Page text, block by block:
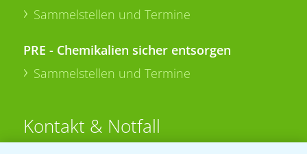
Sammelstellen und Termine
PRE - Chemikalien sicher entsorgen
Sammelstellen und Termine
Kontakt & Notfall